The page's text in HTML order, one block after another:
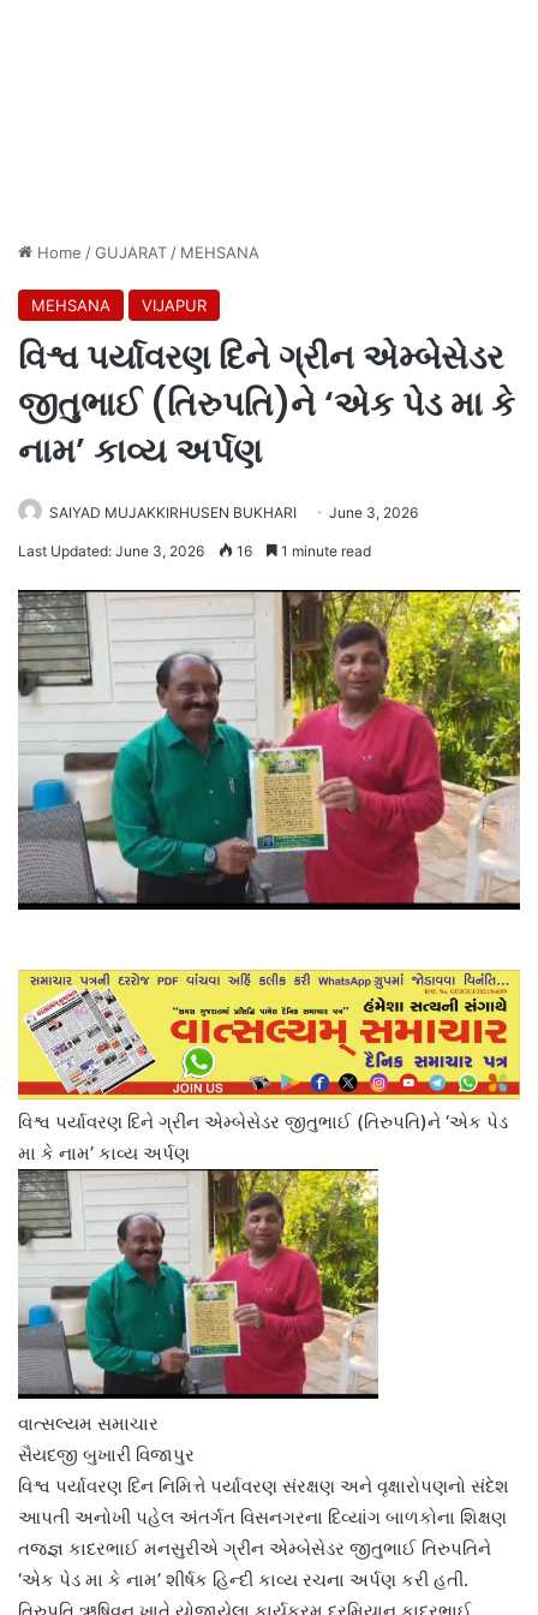
Home /GUJARAT / MEHSANA
MEHSANA VIJAPUR
વિશ્વ પર્યાવરણ દિને ગ્રીન એમ્બેસેડર
જીતુભાઈ (તિરુપતિ)ને ‘એક પેડ મા કે
નામ’ કાવ્ય અર્પણ
SAIYAD MUJAKKIRHUSEN BUKHARI June 3, 2026
Last Updated: June 3, 2026 16 1 minute read
વિશ્વ પર્યાવરણ દિને ગ્રીન એમ્બેસેડર જીતુભાઈ (તિરુપતિ)ને ‘એક પેડ
મા કે નામ’ કાવ્ય અર્પણ
વાત્સલ્યમ સમાચાર
સૈયદજી બુખારી વિજાપુર
વિશ્વ પર્યાવરણ દિન નિમિત્તે પર્યાવરણ સંરક્ષણ અને વૃક્ષારોપણનો સંદેશ
આપતી અનોખી પહેલ અંતર્ગત વિસનગરના દિવ્યાંગ બાળકોના શિક્ષણ
તજજ્ઞ કાદરભાઈ મનસુરીએ ગ્રીન એમ્બેસેડર જીતુભાઈ તિરુપતિને
‘એક પેડ મા કે નામ’ શીર્ષક હિન્દી કાવ્ય રચના અર્પણ કરી હતી.